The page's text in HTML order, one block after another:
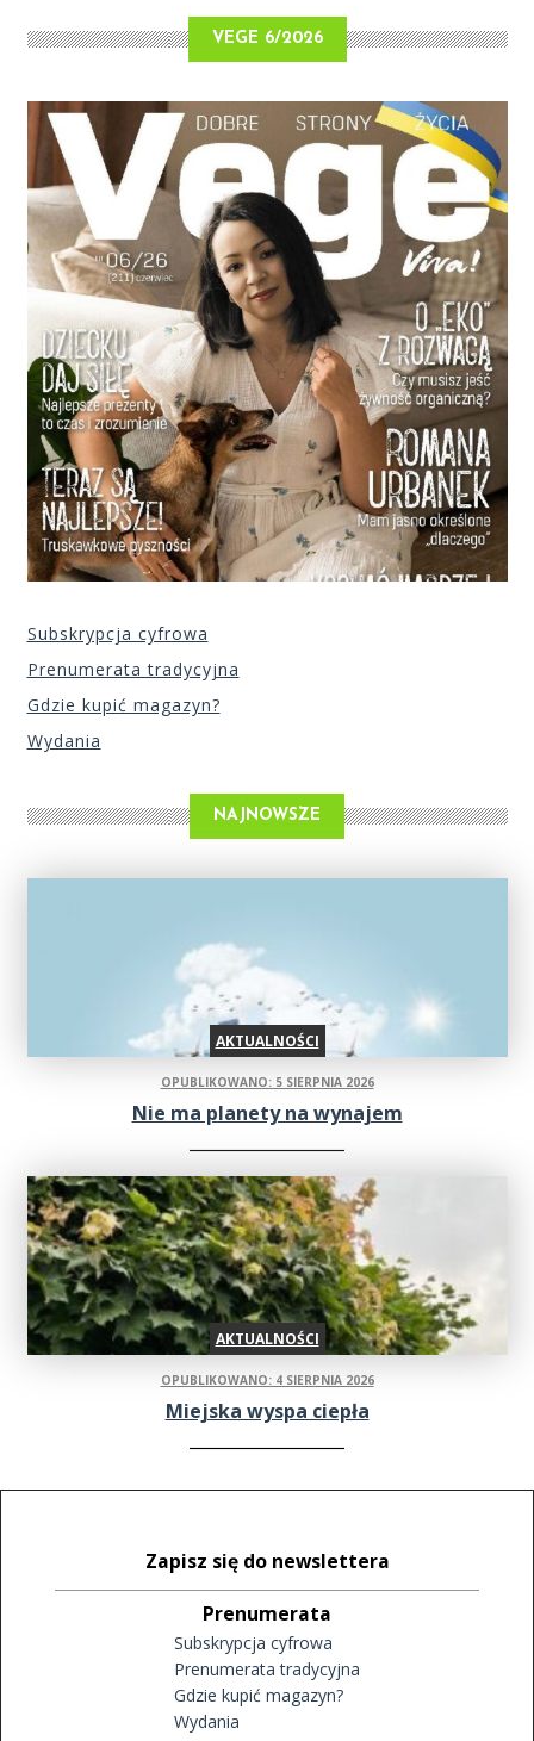
VEGE 6/2026
Subskrypcja cyfrowa
Prenumerata tradycyjna
Gdzie kupić magazyn?
Wydania
NAJNOWSZE
AKTUALNOŚCI
OPUBLIKOWANO: 5 SIERPNIA 2026
Nie ma planety na wynajem
AKTUALNOŚCI
OPUBLIKOWANO: 4 SIERPNIA 2026
Miejska wyspa ciepła
Zapisz się do newslettera
Prenumerata
Subskrypcja cyfrowa
Prenumerata tradycyjna
Gdzie kupić magazyn?
Wydania